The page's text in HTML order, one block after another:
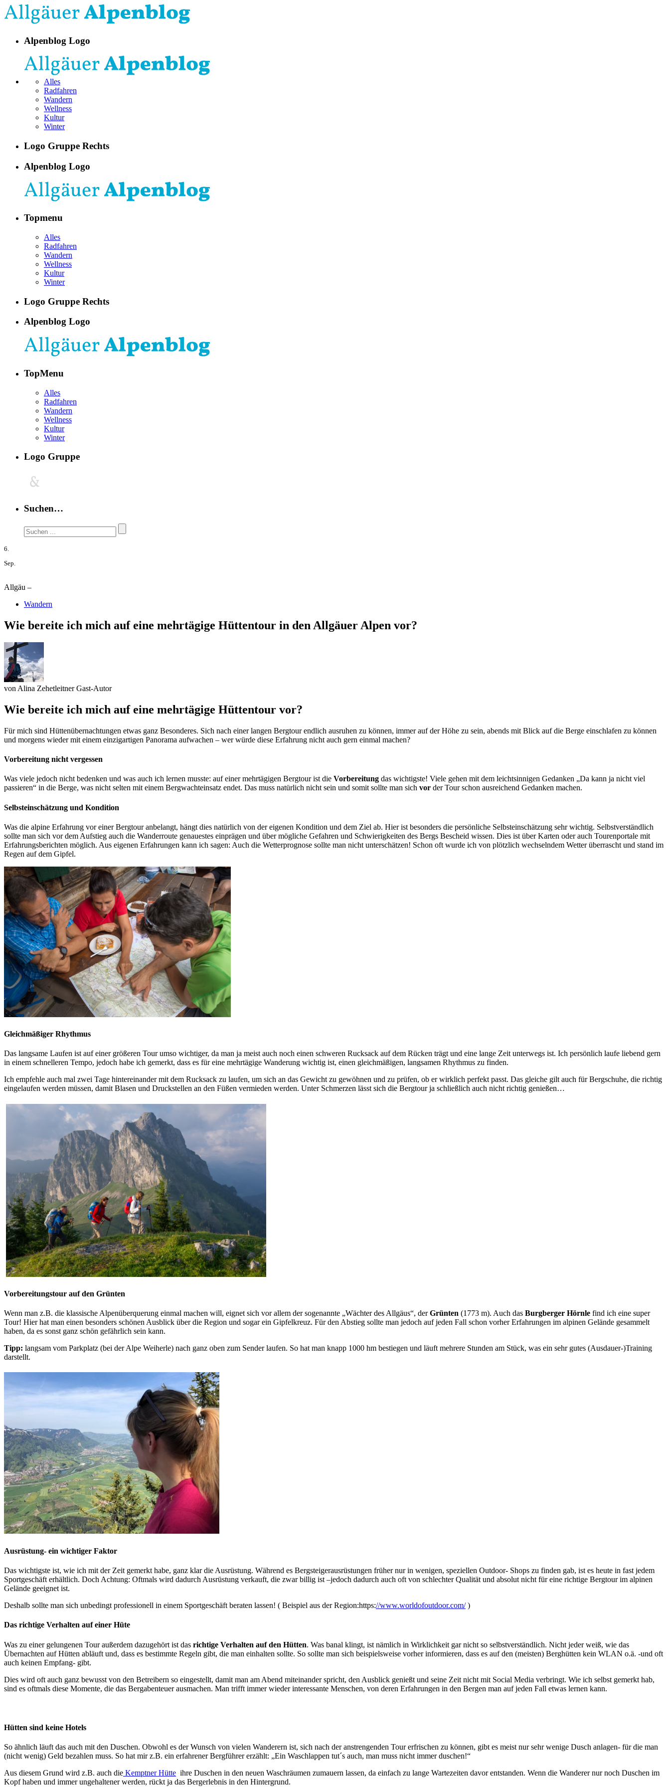
Alpenblog Logo
Alles
Radfahren
Wandern
Wellness
Kultur
Winter
Logo Gruppe Rechts
Alpenblog Logo
Topmenu
Alles
Radfahren
Wandern
Wellness
Kultur
Winter
Logo Gruppe Rechts
Alpenblog Logo
TopMenu
Alles
Radfahren
Wandern
Wellness
Kultur
Winter
Logo Gruppe
Suchen…
6.
Sep.
Allgäu –
Wandern
Wie bereite ich mich auf eine mehrtägige Hüttentour in den Allgäuer Alpen vor?
von Alina Zehetleitner Gast-Autor
Wie bereite ich mich auf eine mehrtägige Hüttentour vor?
Für mich sind Hüttenübernachtungen etwas ganz Besonderes. Sich nach einer langen Bergtour endlich ausruhen zu können, immer auf der Höhe zu sein, abends mit Blick auf die Berge einschlafen zu können
und morgens wieder mit einem einzigartigen Panorama aufwachen – wer würde diese Erfahrung nicht auch gern einmal machen?
Vorbereitung nicht vergessen
Was viele jedoch nicht bedenken und was auch ich lernen musste: auf einer mehrtägigen Bergtour ist die Vorbereitung das wichtigste! Viele gehen mit dem leichtsinnigen Gedanken „Da kann ja nicht viel
passieren“ in die Berge, was nicht selten mit einem Bergwachteinsatz endet. Das muss natürlich nicht sein und somit sollte man sich vor der Tour schon ausreichend Gedanken machen.
Selbsteinschätzung und Kondition
Was die alpine Erfahrung vor einer Bergtour anbelangt, hängt dies natürlich von der eigenen Kondition und dem Ziel ab. Hier ist besonders die persönliche Selbsteinschätzung sehr wichtig. Selbstverständlich
sollte man sich vor dem Aufstieg auch die Wanderroute genauestes einprägen und über mögliche Gefahren und Schwierigkeiten des Bergs Bescheid wissen. Dies ist über Karten oder auch Tourenportale mit
Erfahrungsberichten möglich. Aus eigenen Erfahrungen kann ich sagen: Auch die Wetterprognose sollte man nicht unterschätzen! Schon oft wurde ich von plötzlich wechselndem Wetter überrascht und stand im
Regen auf dem Gipfel.
Gleichmäßiger Rhythmus
Das langsame Laufen ist auf einer größeren Tour umso wichtiger, da man ja meist auch noch einen schweren Rucksack auf dem Rücken trägt und eine lange Zeit unterwegs ist. Ich persönlich laufe liebend gern
in einem schnelleren Tempo, jedoch habe ich gemerkt, dass es für eine mehrtägige Wanderung wichtig ist, einen gleichmäßigen, langsamen Rhythmus zu finden.
Ich empfehle auch mal zwei Tage hintereinander mit dem Rucksack zu laufen, um sich an das Gewicht zu gewöhnen und zu prüfen, ob er wirklich perfekt passt. Das gleiche gilt auch für Bergschuhe, die richtig
eingelaufen werden müssen, damit Blasen und Druckstellen an den Füßen vermieden werden. Unter Schmerzen lässt sich die Bergtour ja schließlich auch nicht richtig genießen…
Vorbereitungstour auf den Grünten
Wenn man z.B. die klassische Alpenüberquerung einmal machen will, eignet sich vor allem der sogenannte „Wächter des Allgäus“, derGrünten (1773 m). Auch das Burgberger Hörnle find ich eine super
Tour! Hier hat man einen besonders schönen Ausblick über die Region und sogar ein Gipfelkreuz. Für den Abstieg sollte man jedoch auf jeden Fall schon vorher Erfahrungen im alpinen Gelände gesammelt
haben, da es sonst ganz schön gefährlich sein kann.
Tipp: langsam vom Parkplatz (bei der Alpe Weiherle) nach ganz oben zum Sender laufen. So hat man knapp 1000 hm bestiegen und läuft mehrere Stunden am Stück, was ein sehr gutes (Ausdauer-)Training
darstellt.
Ausrüstung- ein wichtiger Faktor
Das wichtigste ist, wie ich mit der Zeit gemerkt habe, ganz klar die Ausrüstung. Während es Bergsteigerausrüstungen früher nur in wenigen, speziellen Outdoor- Shops zu finden gab, ist es heute in fast jedem
Sportgeschäft erhältlich. Doch Achtung: Oftmals wird dadurch Ausrüstung verkauft, die zwar billig ist –jedoch dadurch auch oft von schlechter Qualität und absolut nicht für eine richtige Bergtour im alpinen
Gelände geeignet ist.
Deshalb sollte man sich unbedingt professionell in einem Sportgeschäft beraten lassen! ( Beispiel aus der Region:https://www.worldofoutdoor.com/)
Das richtige Verhalten auf einer Hüte
Was zu einer gelungenen Tour außerdem dazugehört ist das richtige Verhalten auf den Hütten. Was banal klingt, ist nämlich in Wirklichkeit gar nicht so selbstverständlich. Nicht jeder weiß, wie das
Übernachten auf Hütten abläuft und, dass es bestimmte Regeln gibt, die man einhalten sollte. So sollte man sich beispielsweise vorher informieren, dass es auf den (meisten) Berghütten kein WLAN o.ä. -und oft
auch keinen Empfang- gibt.
Dies wird oft auch ganz bewusst von den Betreibern so eingestellt, damit man am Abend miteinander spricht, den Ausblick genießt und seine Zeit nicht mit Social Media verbringt. Wie ich selbst gemerkt hab,
sind es oftmals diese Momente, die das Bergabenteuer ausmachen. Man trifft immer wieder interessante Menschen, von deren Erfahrungen in den Bergen man auf jeden Fall etwas lernen kann.
Hütten sind keine Hotels
So ähnlich läuft das auch mit den Duschen. Obwohl es der Wunsch von vielen Wanderern ist, sich nach der anstrengenden Tour erfrischen zu können, gibt es meist nur sehr wenige Dusch anlagen- für die man
(nicht wenig) Geld bezahlen muss. So hat mir z.B. ein erfahrener Bergführer erzählt: „Ein Waschlappen tut´s auch, man muss nicht immer duschen!“
Aus diesem Grund wird z.B. auch die Kemptner Hütte ihre Duschen in den neuen Waschräumen zumauern lassen, da einfach zu lange Wartezeiten davor entstanden. Wenn die Wanderer nur noch Duschen im
Kopf haben und immer ungehaltener werden, rückt ja das Bergerlebnis in den Hintergrund.